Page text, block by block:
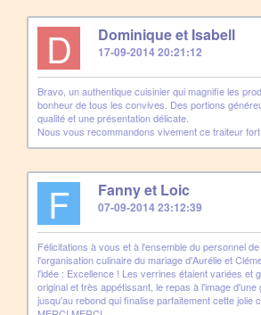
D Dominique et Isabell
17-09-2014 20:21:12
Bravo, un authentique cuisinier qui magnifie les
bonheur de tous les convives. Des portions
qualité et une présentation délicate.
Nous vous recommandons vivement ce traiteur
F Fanny et Loic
07-09-2014 23:12:39
Félicitations à vous et à l'ensemble du personnel
l'organisation culinaire du mariage d'Aurélie et
l'idée : Excellence ! Les verrines étaient variées et
original et très appétissant, le repas à l'image d'une
jusqu'au rebond qui finalise parfaitement cette jolie